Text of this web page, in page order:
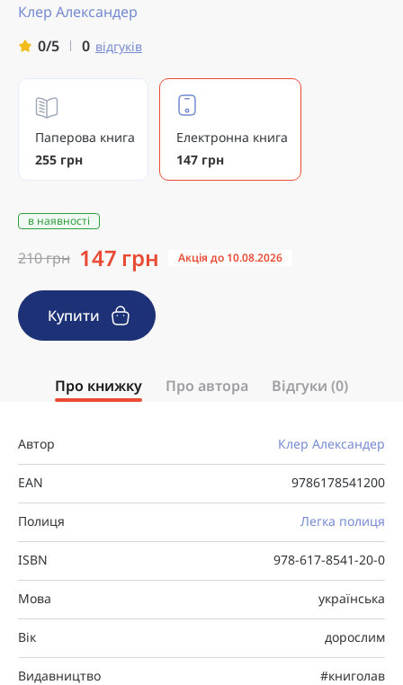
Клер Александер
0/5
0 відгуків
Паперова книга
255 грн
Електронна книга
147 грн
в наявності
210 грн 147 грн Акція до 10.08.2026
Купити
Про книжку Про автора Відгуки (0)
Автор Клер Александер
EAN 9786178541200
Полиця Легка полиця
ISBN 978-617-8541-20-0
Мова українська
Вік дорослим
Видавництво #книголав